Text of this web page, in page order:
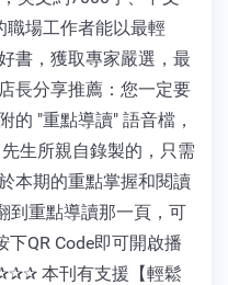
場工作者能以最輕
書，獲取專家嚴選，最
長分享推薦：您一定要
的 "重點導讀" 語音檔，
生所親自錄製的，只需
本期的重點掌握和閱讀
到重點導讀那一頁，可
下QR Code即可開啟播
本刊有支援【輕鬆